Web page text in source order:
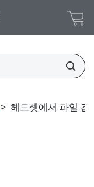
> 헤드셋에서 파일 검